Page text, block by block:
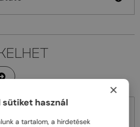
48/72
×
sütiket használ
a tartalom, a hirdetések